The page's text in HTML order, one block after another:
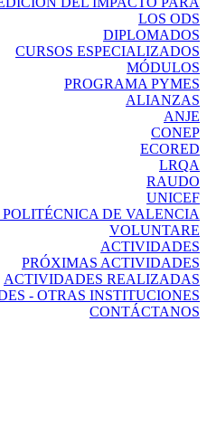
LOS ODS
DIPLOMADOS
CURSOS ESPECIALIZADOS
MÓDULOS
PROGRAMA PYMES
ALIANZAS
ANJE
CONEP
ECORED
LRQA
RAUDO
UNICEF
DE VALENCIA
VOLUNTARE
ACTIVIDADES
PRÓXIMAS ACTIVIDADES
ACTIVIDADES REALIZADAS
- OTRAS INSTITUCIONES
CONTÁCTANOS